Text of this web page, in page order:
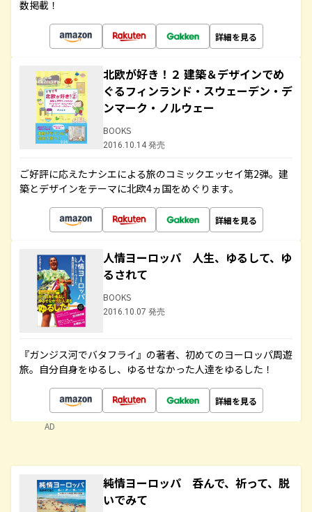
数掲載！
詳細を見る
北欧が好き！２ 建築＆デザインでめ
ぐるフィンランド・スウェーデン・デ
ンマーク・ノルウェー
BOOKS
2016.10.14 発売
ご好評に応えたナシエによる旅のコミックエッセイ第2弾。建
築とデザインをテーマに北欧4ヵ国をめぐります。
詳細を見る
人情ヨーロッパ 人生、ゆるして、ゆ
るされて
BOOKS
2016.10.07 発売
『ガンジス河でバタフライ』の著者、初めてのヨーロッパ周遊
旅。自分自身をゆるし、ゆるせなかった人達をゆるした！
詳細を見る
AD
純情ヨーロッパ 呑んで、祈って、脱
いでみて